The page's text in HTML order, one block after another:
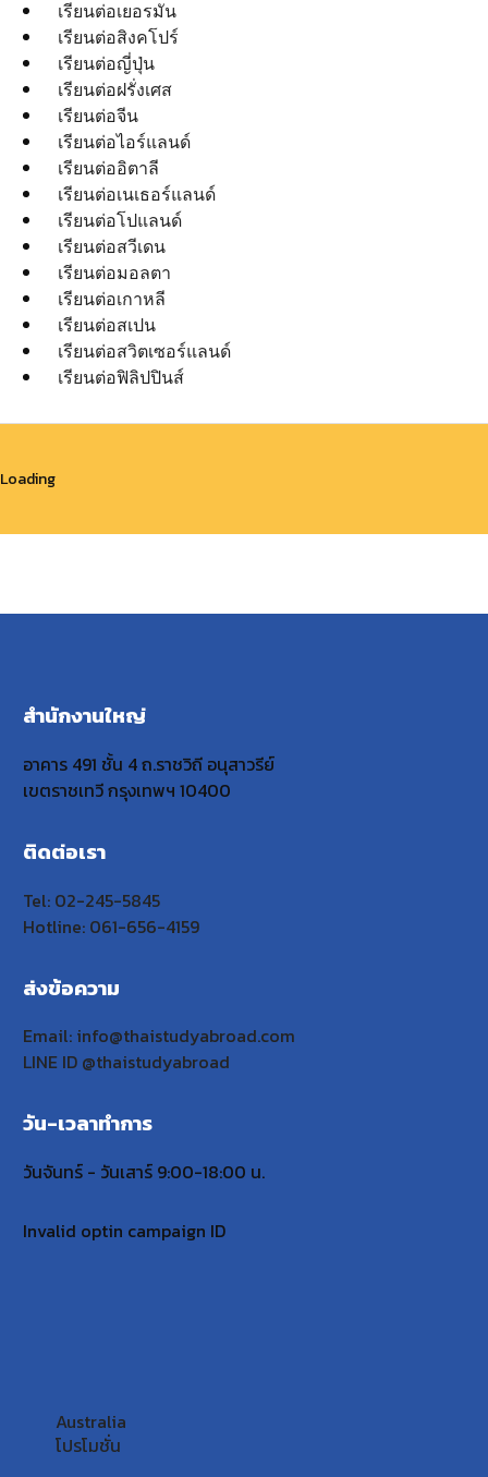
เรียนต่อเยอรมัน
เรียนต่อสิงคโปร์
เรียนต่อญี่ปุ่น
เรียนต่อฝรั่งเศส
เรียนต่อจีน
เรียนต่อไอร์แลนด์
เรียนต่ออิตาลี
เรียนต่อเนเธอร์แลนด์
เรียนต่อโปแลนด์
เรียนต่อสวีเดน
เรียนต่อมอลตา
เรียนต่อเกาหลี
เรียนต่อสเปน
เรียนต่อสวิตเซอร์แลนด์
เรียนต่อฟิลิปปินส์
Loading
สำนักงานใหญ่
อาคาร 491 ชั้น 4 ถ.ราชวิถี อนุสาวรีย์
เขตราชเทวี กรุงเทพฯ 10400
ติดต่อเรา
Tel: 02-245-5845
Hotline: 061-656-4159
ส่งข้อความ
Email: info@thaistudyabroad.com
LINE ID @thaistudyabroad
วัน-เวลาทำการ
วันจันทร์ - วันเสาร์ 9:00-18:00 น.
Invalid optin campaign ID
Australia
โปรโมชั่น